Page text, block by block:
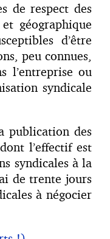
de respect des
géographique
d’être
peu connues,
l’entreprise ou
syndicale
publication des
l’effectif est
syndicales à la
de trente jours
à négocier